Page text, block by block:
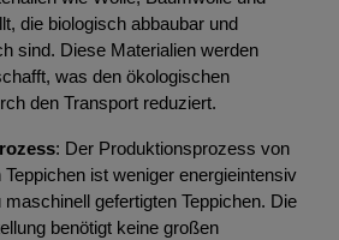
die biologisch abbaubar und
sind. Diese Materialien werden
was den ökologischen
den Transport reduziert.
: Der Produktionsprozess von
Teppichen ist weniger energieintensiv
gefertigten Teppichen. Die
benötigt keine großen